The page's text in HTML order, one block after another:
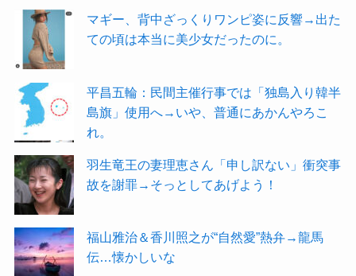
マギー、背中ざっくりワンピ姿に反響→出た
ての頃は本当に美少女だったのに。
平昌五輪：民間主催行事では「独島入り韓半
島旗」使用へ→いや、普通にあかんやろこ
れ。
羽生竜王の妻理恵さん「申し訳ない」衝突事
故を謝罪→そっとしてあげよう！
福山雅治＆香川照之が“自然愛”熱弁→龍馬
伝…懐かしいな